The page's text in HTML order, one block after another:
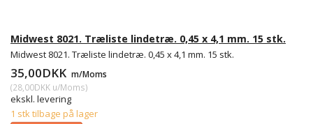
Midwest 8021. Træliste lindetræ. 0,45 x 4,1 mm. 15 stk.
Midwest 8021. Træliste lindetræ. 0,45 x 4,1 mm. 15 stk.
35,00DKK m/Moms
(28,00DKK u/Moms)
ekskl. levering
1 stk tilbage på lager